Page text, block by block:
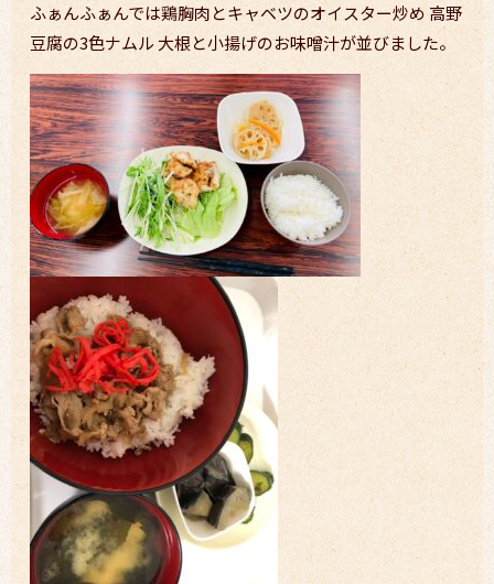
ふぁんふぁんでは鶏胸肉とキャベツのオイスター炒め 高野
豆腐の3色ナムル 大根と小揚げのお味噌汁が並びました。